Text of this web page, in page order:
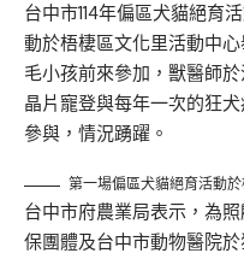
台中市114年偏區犬貓絕育
動於梧棲區文化里活動中
毛小孩前來參加，獸醫師
晶片寵登與每年一次的狂
參與，情況踴躍。
第一場偏區犬貓絕育活動
台中市府農業局表示，為
保團體及台中市動物醫院